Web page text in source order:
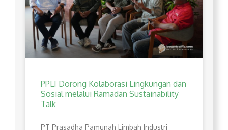
PPLI Dorong Kolaborasi Lingkungan dan
Sosial melalui Ramadan Sustainability
Talk
PT Prasadha Pamunah Limbah Industri